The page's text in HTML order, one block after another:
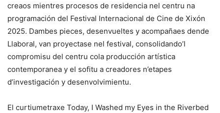
creaos mientres procesos de residencia nel centru na
programación del Festival Internacional de Cine de Xixón
2025. Dambes pieces, desenvueltes y acompañaes dende
Llaboral, van proyectase nel festival, consolidando’l
compromisu del centru cola producción artística
contemporanea y el sofitu a creadores n’etapes
d’investigación y desenvolvimientu.
El curtiumetraxe Today, I Washed my Eyes in the Riverbed